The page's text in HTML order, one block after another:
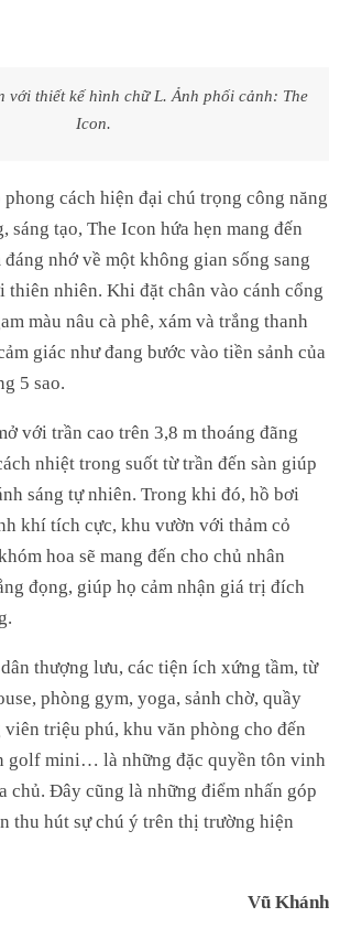
với thiết kế hình chữ L. Ảnh phối cảnh: The
Icon.
cách hiện đại chú trọng công năng
sáng tạo, The Icon hứa hẹn mang đến
nhớ về một không gian sống sang
thiên nhiên. Khi đặt chân vào cánh cổng
màu nâu cà phê, xám và trắng thanh
giác như đang bước vào tiền sảnh của
5 sao.
với trần cao trên 3,8 m thoáng đãng
nhiệt trong suốt từ trần đến sàn giúp
sáng tự nhiên. Trong khi đó, hồ bơi
khí tích cực, khu vườn với thảm cỏ
hoa sẽ mang đến cho chủ nhân
đọng, giúp họ cảm nhận giá trị đích
thượng lưu, các tiện ích xứng tầm, từ
phòng gym, yoga, sảnh chờ, quầy
triệu phú, khu văn phòng cho đến
golf mini… là những đặc quyền tôn vinh
chủ. Đây cũng là những điểm nhấn góp
thu hút sự chú ý trên thị trường hiện
Vũ Khánh